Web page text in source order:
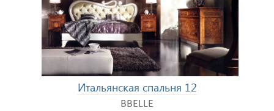
Итальянская спальня 12
BBELLE